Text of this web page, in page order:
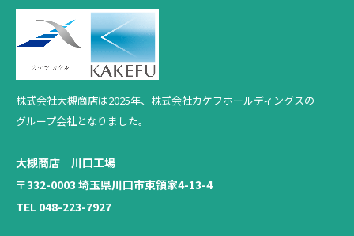
株式会社大槻商店は2025年、 株式会社カケフホールディングスの
グループ会社となりました。
大槻商店 川口工場
〒332-0003 埼玉県川口市東領家4-13-4
TEL 048-223-7927